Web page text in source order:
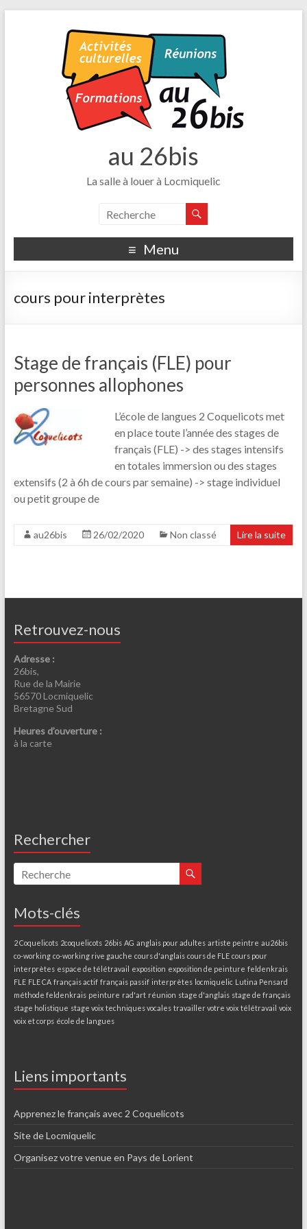
au 26bis
La salle à louer à Locmiquelic
Menu
cours pour interprètes
Stage de français (FLE) pour
personnes allophones
L’école de langues 2 Coquelicots met
en place toute l’année des stages de
français (FLE) -> des stages intensifs
en totales immersion ou des stages
extensifs (2 à 6h de cours par semaine) -> stage individuel
ou petit groupe de
au26bis 26/02/2020 Non classé Lire la suite
Retrouvez-nous
Adresse :
26bis,
Rue de la Mairie
56570 Locmiquelic
Bretagne Sud
Heures d’ouverture :
à la carte
Rechercher
Mots-clés
2 Coquelicots 2coquelicots 26bis AG anglais pour adultes artiste peintre au26bis
co-working co-working rive gauche cours d'anglais cours de FLE cours pour
interprètes espace de télétravail exposition exposition de peinture feldenkrais
FLE FLE CA français actif français passif interprètes locmiquelic Lutina Pensard
méthode feldenkrais peinture rad'art réunion stage d'anglais stage de français
stage holistique stage voix techniques vocales travailler votre voix télétravail voix
voix et corps école de langues
Liens importants
Apprenez le français avec 2 Coquelicots
Site de Locmiquelic
Organisez votre venue en Pays de Lorient